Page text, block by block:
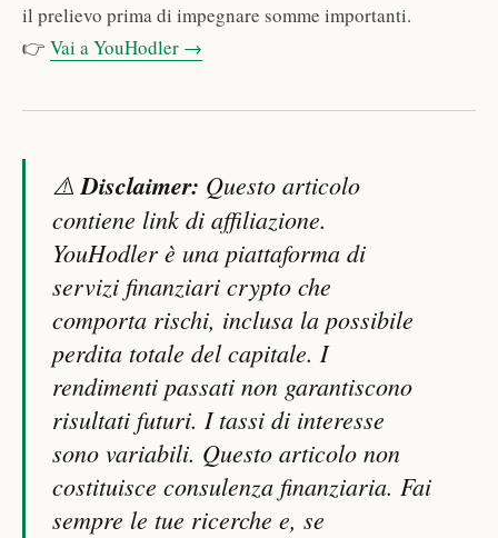
il prelievo prima di impegnare somme importanti.
👉 Vai a YouHodler →
⚠️ Disclaimer: Questo articolo
contiene link di affiliazione.
YouHodler è una piattaforma di
servizi finanziari crypto che
comporta rischi, inclusa la possibile
perdita totale del capitale. I
rendimenti passati non garantiscono
risultati futuri. I tassi di interesse
sono variabili. Questo articolo non
costituisce consulenza finanziaria. Fai
sempre le tue ricerche e, se